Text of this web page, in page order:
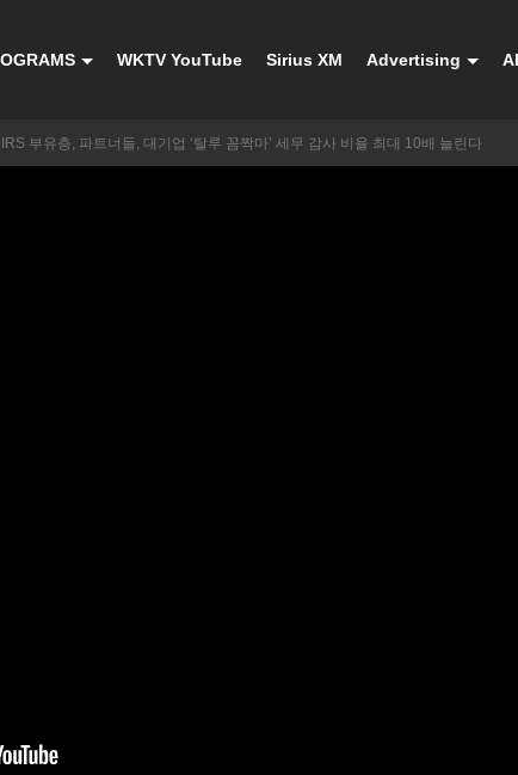
WKTV YouTube Sirius XM Advertising
IRS 부유층, 파트너들, 대기업 ‘탈루 꼼짝마’ 세무 감사 비율 최대 10배 늘린다